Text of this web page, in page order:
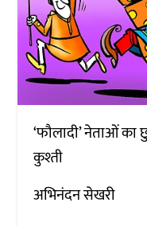
‘फौलादी’ नेताओं
कुश्ती
अभिनंदन सेखरी